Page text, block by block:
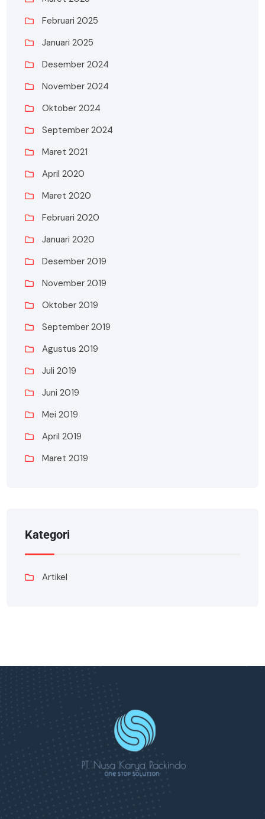
Februari 2025
Januari 2025
Desember 2024
November 2024
Oktober 2024
September 2024
Maret 2021
April 2020
Maret 2020
Februari 2020
Januari 2020
Desember 2019
November 2019
Oktober 2019
September 2019
Agustus 2019
Juli 2019
Juni 2019
Mei 2019
April 2019
Maret 2019
Kategori
Artikel